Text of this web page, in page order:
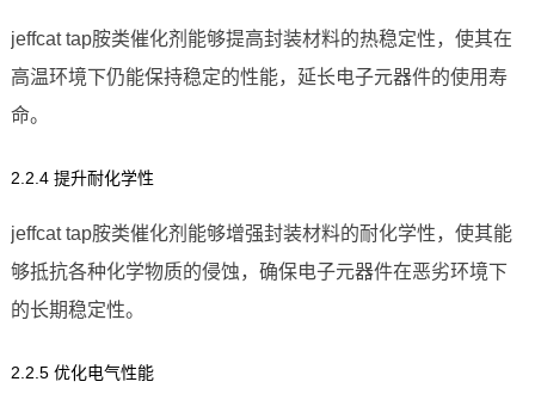
jeffcat tap胺类催化剂能够提高封装材料的热稳定性，使其在
高温环境下仍能保持稳定的性能，延长电子元器件的使用寿
命。
2.2.4 提升耐化学性
jeffcat tap胺类催化剂能够增强封装材料的耐化学性，使其能
够抵抗各种化学物质的侵蚀，确保电子元器件在恶劣环境下
的长期稳定性。
2.2.5 优化电气性能